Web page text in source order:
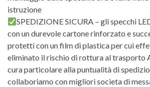
istruzione
SPEDIZIONE SICURA – gli specchi
con un durevole cartone rinforzato e
protetti con un film di plastica per cui
eliminato il rischio di rottura al trasporto
cura particolare alla puntualità di
collaboriamo con migliori societa di